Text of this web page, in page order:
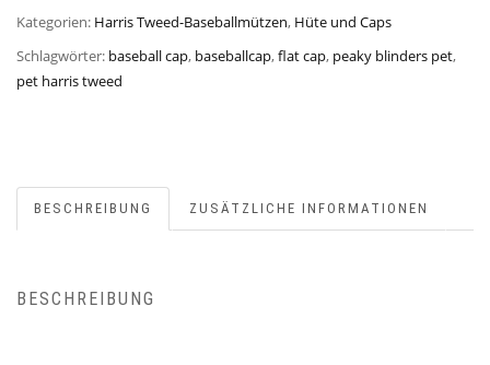
Kategorien: Harris Tweed-Baseballmützen, Hüte und Caps
Schlagwörter: baseball cap, baseballcap,flat cap, peaky blinders pet,
pet harris tweed
BESCHREIBUNG ZUSÄTZLICHE INFORMATIONEN
BESCHREIBUNG